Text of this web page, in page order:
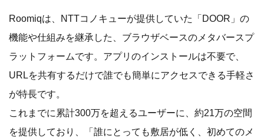
Roomiqは、NTTコノキューが提供していた「DOOR」の
機能や仕組みを継承した、ブラウザベースのメタバースプ
ラットフォームです。アプリのインストールは不要で、
URLを共有するだけで誰でも簡単にアクセスできる手軽さ
が特長です。
これまでに累計300万を超えるユーザーに、約21万の空間
を提供しており、「誰にとっても敷居が低く、初めてのメ